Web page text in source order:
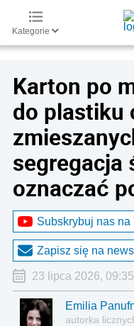
Kategorie
Karton po
do plastiku
segregacja
oznaczać
Subskrybuj nas na
Zapisz się na
23 lipca 2026, 09:35
Emilia
autorka